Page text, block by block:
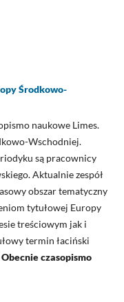
Środkowo-
naukowe Limes.
Wschodniej.
są pracownicy
Aktualnie zespół
obszar tematyczny
tytułowej Europy
treściowym jak i
termin łaciński
Obecnie czasopismo